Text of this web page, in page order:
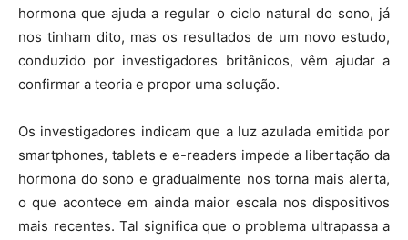
hormona que ajuda a regular o ciclo natural do sono, já
nos tinham dito, mas os resultados de um novo estudo,
conduzido por investigadores britânicos, vêm ajudar a
confirmar a teoria e propor uma solução.
Os investigadores indicam que a luz azulada emitida por
smartphones, tablets e e-readers impede a libertação da
hormona do sono e gradualmente nos torna mais alerta,
o que acontece em ainda maior escala nos dispositivos
mais recentes. Tal significa que o problema ultrapassa a